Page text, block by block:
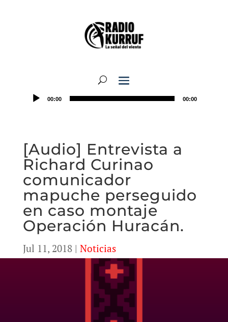
00:00 00:00
[Audio] Entrevista a
Richard Curinao
comunicador
mapuche perseguido
en caso montaje
Operación Huracán.
Jul 11, 2018| Noticias